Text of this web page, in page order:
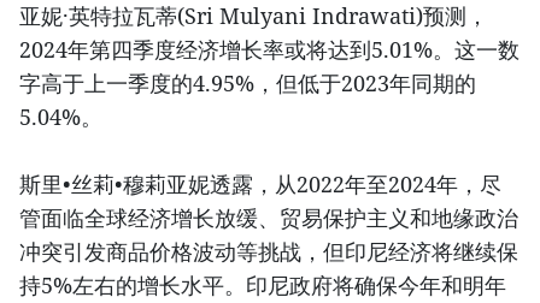
亚妮·英特拉瓦蒂(Sri Mulyani Indrawati)预测，
2024年第四季度经济增长率或将达到5.01%。这一数
字高于上一季度的4.95%，但低于2023年同期的
5.04%。
斯里•丝莉•穆莉亚妮透露，从2022年至2024年，尽
管面临全球经济增长放缓、贸易保护主义和地缘政治
冲突引发商品价格波动等挑战，但印尼经济将继续保
持5%左右的增长水平。印尼政府将确保今年和明年